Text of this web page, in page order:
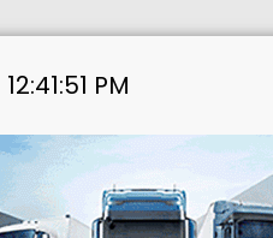
12:41:52 PM